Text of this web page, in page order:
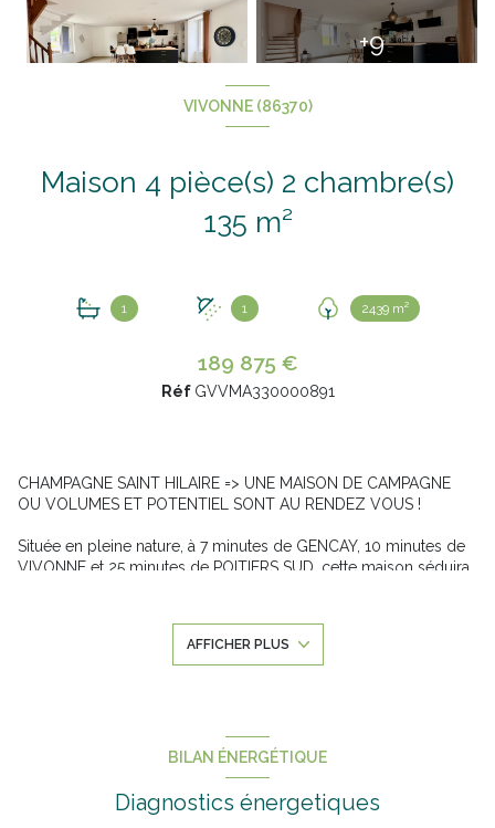
+9
VIVONNE (86370)
Maison 4 pièce(s) 2 chambre(s)
135 m²
1 1 2439 m²
189 875 €
Réf GVVMA330000891
CHAMPAGNE SAINT HILAIRE => UNE MAISON DE CAMPAGNE
OU VOLUMES ET POTENTIEL SONT AU RENDEZ VOUS !
Située en pleine nature, à 7 minutes de GENCAY, 10 minutes de
VIVONNE et 25 minutes de POITIERS SUD, cette maison séduira
beaux projets : gites ou chambres d'hôtes, ferme pédagogique,
résidence familiale ... les possibilités sont nombreuses.
Un gros potentiel à développer, que ce soit pour une activité
d'accueil ou simplement pour recevoir famille et amis dans un
cadre bucolique et authentique.
Elle se compose de :
AFFICHER PLUS
BILAN ÉNERGÉTIQUE
Diagnostics énergetiques